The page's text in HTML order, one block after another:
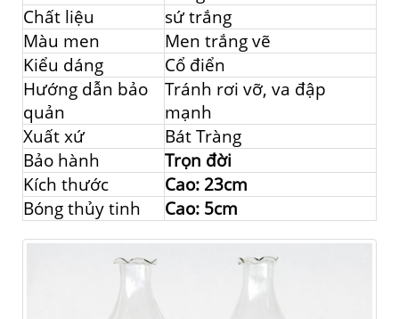
Chất liệu
sứ trắng
Màu men
Men trắng vẽ
Kiểu dáng
Cổ điển
Hướng dẫn bảo
quản
Tránh rơi vỡ, va đập
mạnh
Xuất xứ
Bát Tràng
Bảo hành
Trọn đời
Kích thước
Cao: 23cm
Bóng thủy tinh
Cao: 5cm